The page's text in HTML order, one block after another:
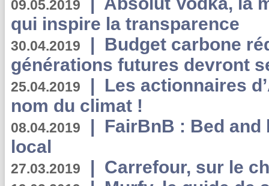
09.05.2019
qui inspire la transparence
30.04.2019 | Budget carbone
générations futures devront
25.04.2019 | Les actionnaires
nom du climat !
08.04.2019 | FairBnB : Bed
local
27.03.2019 | Carrefour, sur le